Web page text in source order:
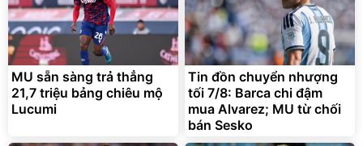
MU sẵn sàng trả thẳng
21,7 triệu bảng chiêu mộ
Lucumi
Tin đồn chuyển nhượng
tối 7/8: Barca chi đậm
mua Alvarez; MU từ chối
bán Sesko